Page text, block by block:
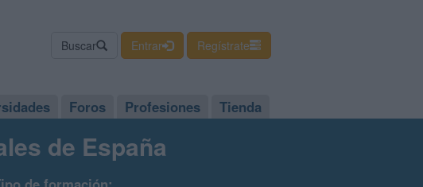
Buscar Entrar Regístrate
Foros Profesiones Tienda
de España